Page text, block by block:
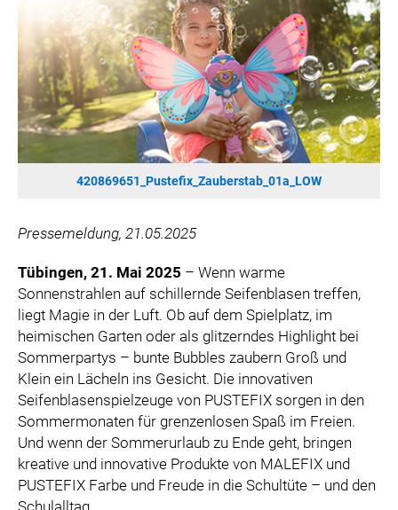
SONOS DE
SONOS AT
ZURU
MERGE GAMES
PQUBE
CHERRY
SYLVOX
PREMIUM AUDIO
KOSPET
ONKYO
WARNER BROS. DISCOVERY GLOBAL CONSUMER PRODUCTS
ZOOPLUS
RABEA ROGGE
SWITCHBOT
420869651_Pustefix_Zauberstab_01a_LOW
Pressemeldung, 21.05.2025
Tübingen, 21. Mai 2025 – Wenn warme
Sonnenstrahlen auf schillernde Seifenblasen treffen,
liegt Magie in der Luft. Ob auf dem Spielplatz, im
heimischen Garten oder als glitzerndes Highlight bei
Sommerpartys – bunte Bubbles zaubern Groß und
Klein ein Lächeln ins Gesicht. Die innovativen
Seifenblasenspielzeuge von PUSTEFIX sorgen in den
Sommermonaten für grenzenlosen Spaß im Freien.
Und wenn der Sommerurlaub zu Ende geht, bringen
kreative und innovative Produkte von MALEFIX und
PUSTEFIX Farbe und Freude in die Schultüte – und den
Schulalltag.